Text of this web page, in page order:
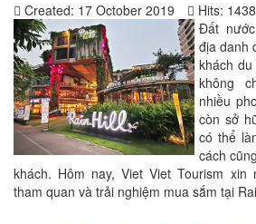
Created: 17 October 2019
Hits: 1438
Đất
địa danh
khách
không
nhiều
còn sở
có thể
cách
khách. Hôm nay, Viet Viet Tourism
tham quan và trải nghiệm mua sắm tại